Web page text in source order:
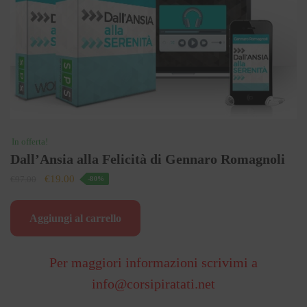
In offerta!
Dall’Ansia alla Felicità di Gennaro Romagnoli
Il
era:
€19.00
è:
-80%
Aggiungi al carrello
Per maggiori informazioni scrivimi a
info@corsipiratati.net